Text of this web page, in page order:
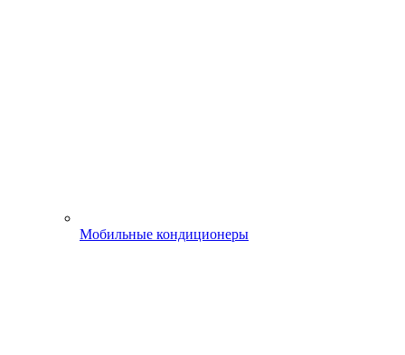
Мобильные кондиционеры